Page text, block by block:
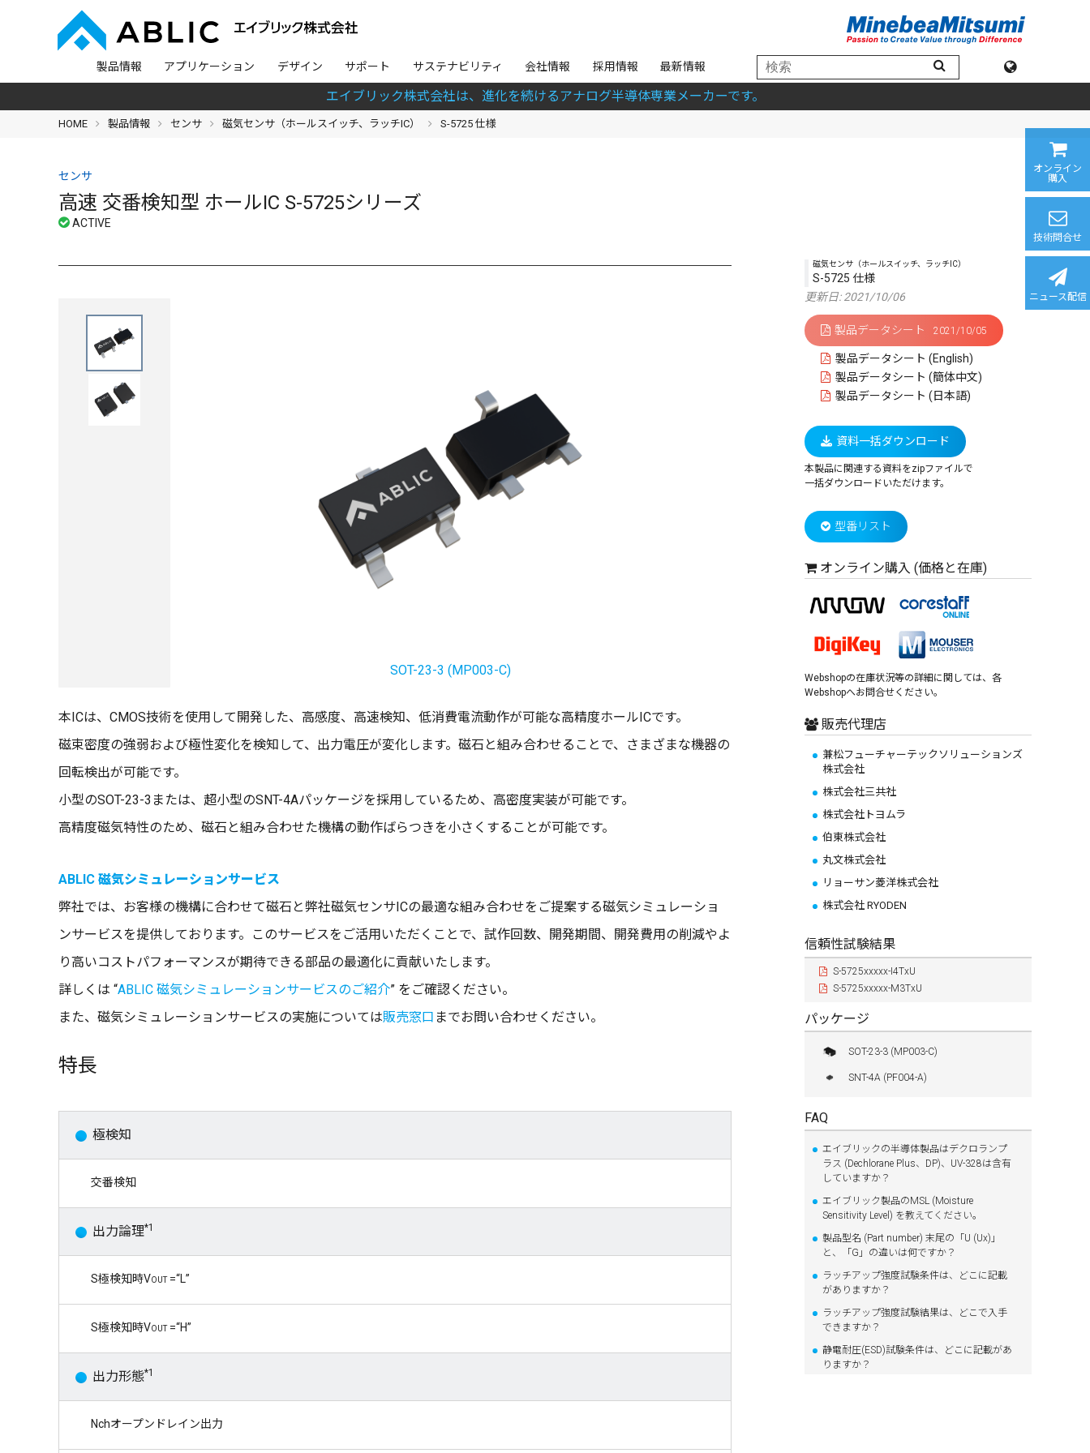
製品情報 アプリケーション デザイン サポート サステナビリティ 会社情報 採用情報 最新情報
エイブリック株式会社は、進化を続けるアナログ半導体専業メーカーです。
HOME 製品情報 センサ 磁気センサ（ホールスイッチ、ラッチIC） S-5725 仕様
オンライン
購入
技術問合せ
ニュース配信
センサ
高速 交番検知型 ホールIC S-5725シリーズ
磁気センサ（ホールスイッチ、ラッチIC）
S-5725 仕様
更新日: 2021/10/06
製品データシート 2021/10/05
製品データシート (English)
製品データシート (簡体中文)
製品データシート (日本語)
資料一括ダウンロード
本製品に関連する資料をzipファイルで
一括ダウンロードいただけます。
型番リスト
オンライン購入 (価格と在庫)
Webshopの在庫状況等の詳細に関しては、各
Webshopへお問合せください。
販売代理店
兼松フューチャーテックソリューションズ
株式会社
株式会社三共社
株式会社トヨムラ
伯東株式会社
丸文株式会社
リョーサン菱洋株式会社
株式会社 RYODEN
信頼性試験結果
S-5725xxxxx-I4TxU
S-5725xxxxx-M3TxU
パッケージ
SOT-23-3 (MP003-C)
SNT-4A (PF004-A)
FAQ
エイブリックの半導体製品はデクロランプ
ラス (Dechlorane Plus、DP)、UV-328は含有
していますか？
エイブリック製品のMSL (Moisture
Sensitivity Level) を教えてください。
製品型名 (Part number) 末尾の「U (Ux)」
と、「G」の違いは何ですか？
ラッチアップ強度試験条件は、どこに記載
がありますか？
ラッチアップ強度試験結果は、どこで入手
できますか？
静電耐圧(ESD)試験条件は、どこに記載があ
りますか？
SOT-23-3 (MP003-C)
本ICは、CMOS技術を使用して開発した、高感度、高速検知、低消費電流動作が可能な高精度ホールICです。
磁束密度の強弱および極性変化を検知して、出力電圧が変化します。磁石と組み合わせることで、さまざまな機器の
回転検出が可能です。
小型のSOT-23-3または、超小型のSNT-4Aパッケージを採用しているため、高密度実装が可能です。
高精度磁気特性のため、磁石と組み合わせた機構の動作ばらつきを小さくすることが可能です。
ABLIC 磁気シミュレーションサービス
弊社では、お客様の機構に合わせて磁石と弊社磁気センサICの最適な組み合わせをご提案する磁気シミュレーショ
ンサービスを提供しております。このサービスをご活用いただくことで、試作回数、開発期間、開発費用の削減やよ
り高いコストパフォーマンスが期待できる部品の最適化に貢献いたします。
詳しくは “ABLIC 磁気シミュレーションサービスのご紹介” をご確認ください。
また、磁気シミュレーションサービスの実施については販売窓口 までお問い合わせください。
特長
極検知
交番検知
出力論理*1
S極検知時Vout=“L”
S極検知時Vout=“H”
出力形態*1
Nchオープンドレイン出力